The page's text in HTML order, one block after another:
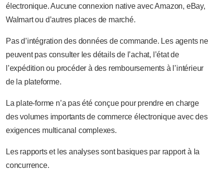
électronique. Aucune connexion native avec Amazon, eBay,
Walmart ou d’autres places de marché.
Pas d’intégration des données de commande. Les agents ne
peuvent pas consulter les détails de l’achat, l’état de
l’expédition ou procéder à des remboursements à l’intérieur
de la plateforme.
La plate-forme n’a pas été conçue pour prendre en charge
des volumes importants de commerce électronique avec des
exigences multicanal complexes.
Les rapports et les analyses sont basiques par rapport à la
concurrence.